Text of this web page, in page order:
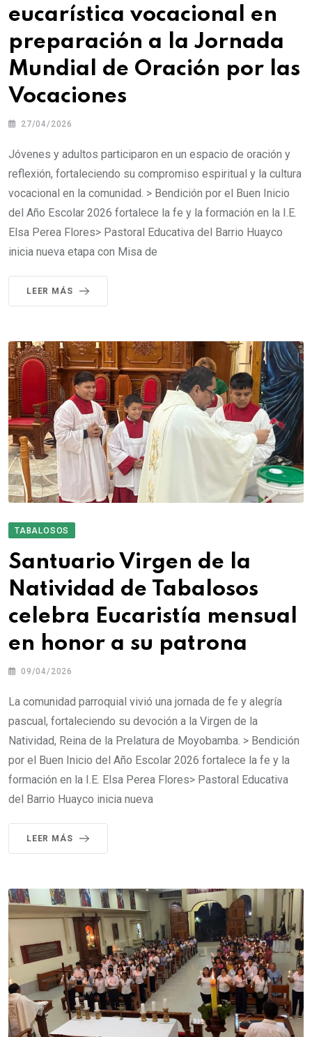
eucarística vocacional en
preparación a la Jornada
Mundial de Oración por las
Vocaciones
27/04/2026
Jóvenes y adultos participaron en un espacio de oración y
reflexión, fortaleciendo su compromiso espiritual y la cultura
vocacional en la comunidad. > Bendición por el Buen Inicio
del Año Escolar 2026 fortalece la fe y la formación en la I.E.
Elsa Perea Flores> Pastoral Educativa del Barrio Huayco
inicia nueva etapa con Misa de
LEER MÁS
TABALOSOS
Santuario Virgen de la
Natividad de Tabalosos
celebra Eucaristía mensual
en honor a su patrona
09/04/2026
La comunidad parroquial vivió una jornada de fe y alegría
pascual, fortaleciendo su devoción a la Virgen de la
Natividad, Reina de la Prelatura de Moyobamba. > Bendición
por el Buen Inicio del Año Escolar 2026 fortalece la fe y la
formación en la I.E. Elsa Perea Flores> Pastoral Educativa
del Barrio Huayco inicia nueva
LEER MÁS